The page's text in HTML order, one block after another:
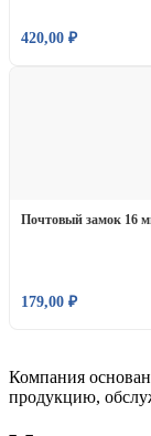
420,00 ₽
Почтовый замок 16
179,00 ₽
Компания
продукцию,